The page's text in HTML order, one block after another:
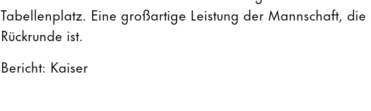
Tabellenplatz. Eine großartige Leistung der Mannschaft,
Rückrunde ist.
Bericht: Kaiser